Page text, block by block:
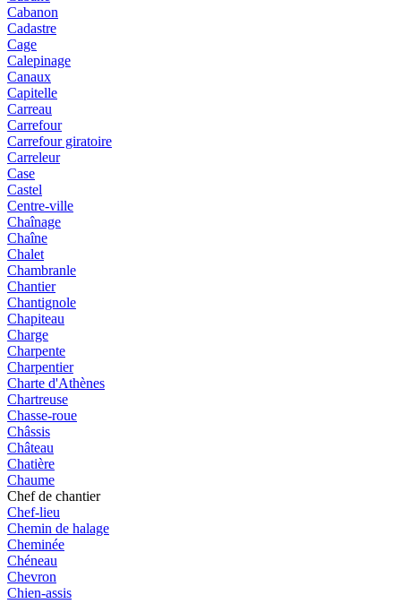
Cabanon
Cadastre
Cage
Calepinage
Canaux
Capitelle
Carreau
Carrefour
Carrefour giratoire
Carreleur
Case
Castel
Centre-ville
Chaînage
Chaîne
Chalet
Chambranle
Chantier
Chantignole
Chapiteau
Charge
Charpente
Charpentier
Charte d'Athènes
Chartreuse
Chasse-roue
Châssis
Château
Chatière
Chaume
Chef de chantier
Chef-lieu
Chemin de halage
Cheminée
Chéneau
Chevron
Chien-assis